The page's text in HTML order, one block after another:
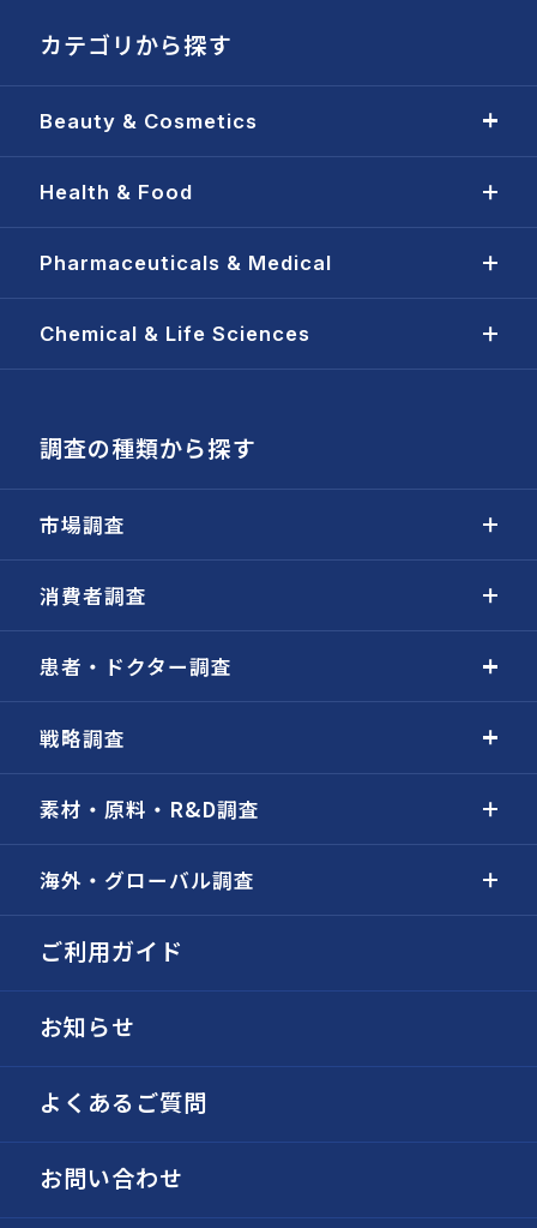
カテゴリから探す
Beauty & Cosmetics
Health & Food
Pharmaceuticals & Medical
Chemical & Life Sciences
調査の種類から探す
市場調査
消費者調査
患者・ドクター調査
戦略調査
素材・原料・R&D調査
海外・グローバル調査
ご利用ガイド
お知らせ
よくあるご質問
お問い合わせ